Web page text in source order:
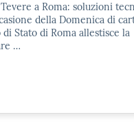
a Roma: soluzioni
della Domenica di
di Stato di Roma allestisce la
…